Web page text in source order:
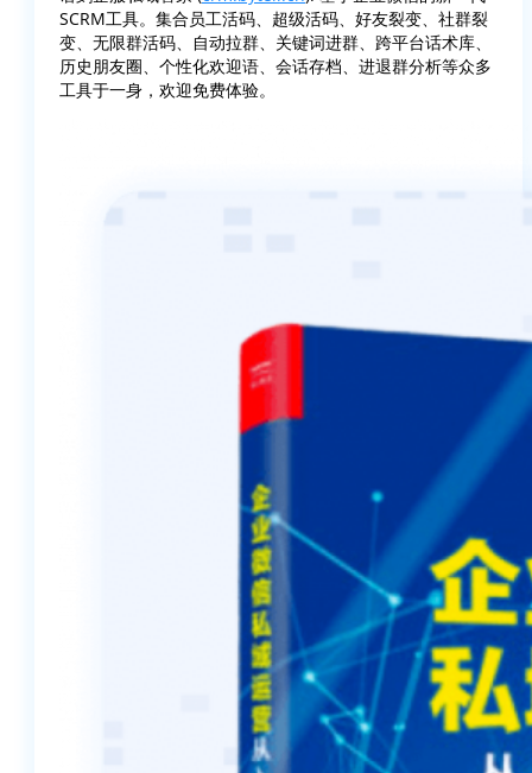
SCRM工具。集合员工活码、超级活码、好友裂变、社群裂
变、无限群活码、自动拉群、关键词进群、跨平台话术库、
历史朋友圈、个性化欢迎语、会话存档、进退群分析等众多
工具于一身，欢迎免费体验。